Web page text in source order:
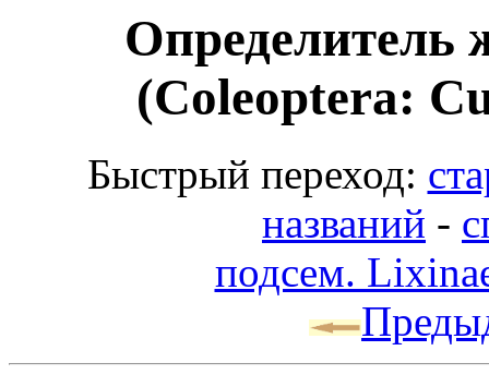
Определитель
(Coleoptera:
Быстрый переход:
названий -
подсем.